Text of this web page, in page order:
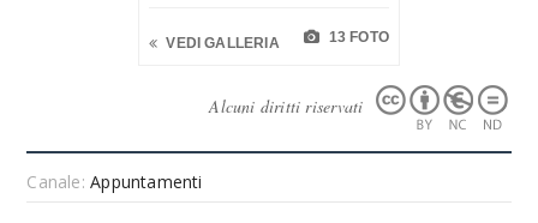
VEDI GALLERIA 13 FOTO
Alcuni diritti riservati
Canale:Appuntamenti